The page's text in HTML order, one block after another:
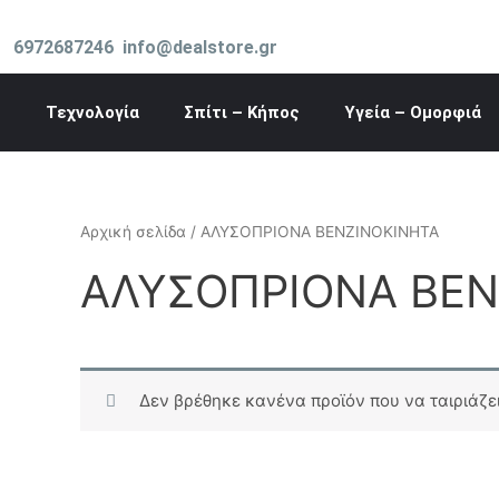
στο6972687246 info@dealstore.gr
Τεχνολογία Σπίτι – Κήπος Υγεία – Ομορφιά
Αρχική σελίδα / ΑΛΥΣΟΠΡΙΟΝΑ ΒΕΝΖΙΝΟΚΙΝΗΤΑ
ΑΛΥΣΟΠΡΙΟΝΑ
Δεν βρέθηκε κανένα προϊόν που να